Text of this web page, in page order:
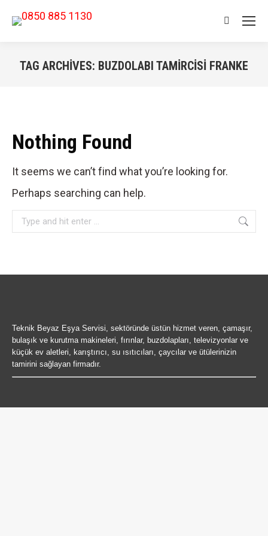
Search:
TAG ARCHIVES: BUZDOLABI TAMIRCISI FRANKE
Nothing Found
It seems we can’t find what you’re looking for.
Perhaps searching can help.
Search:
Teknik Beyaz Eşya Servisi, sektöründe üstün hizmet veren, çamaşır,
bulaşık ve kurutma makineleri, fırınlar, buzdolapları, televizyonlar ve
küçük ev aletleri, karıştırıcı, su ısıtıcıları, çaycılar ve ütülerinizin
tamirini sağlayan firmadır.